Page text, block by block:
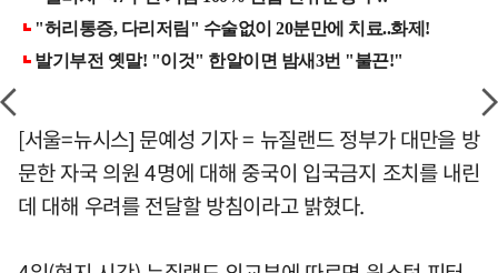
[서울=뉴시스] 문예성 기자 = 뉴질랜드 정부가 대만을 방
문한 자국 의원 4명에 대해 중국이 입국금지 조치를 내린
데 대해 우려를 전달할 방침이라고 밝혔다.